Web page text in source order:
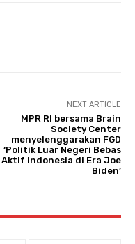
NEXT ARTICLE
MPR RI bersama Brain
Society Center
menyelenggarakan FGD
‘Politik Luar Negeri Bebas
Aktif Indonesia di Era Joe
Biden’